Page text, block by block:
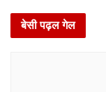
बेसी पढ़ल गेल